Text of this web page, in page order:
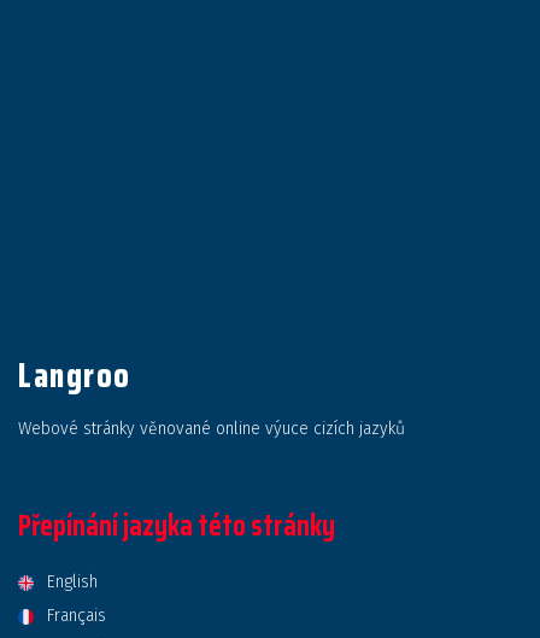
Langroo
Webové stránky věnované online výuce cizích jazyků
Přepínání jazyka této stránky
English
Français